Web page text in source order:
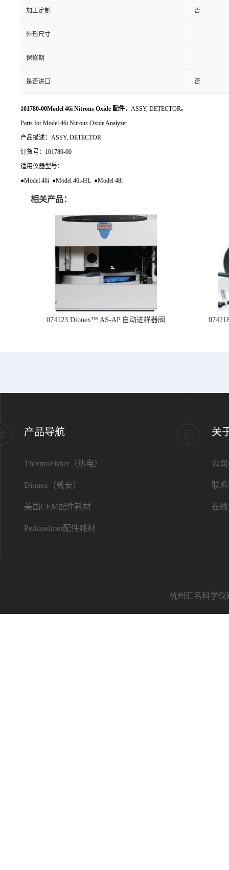
加工定制 否
外形尺寸
保修期
是否进口 否
101780-00Model 46i Nitrous Oxide 配件，ASSY, DETECTOR。
Parts for Model 46i Nitrous Oxide Analyzer
产品描述：ASSY, DETECTOR
订货号：101780-00
适用仪器型号：
●Model 46i ●Model 46i-HL ●Model 48i
相关产品：
074123 Dionex™ AS-AP 自动进样器阀
产品导航
ThermoFisher（热电）
Dionex（戴安）
美国CEM配件耗材
Perkinelmer配件耗材
关
公
联
在
杭州汇名科学仪